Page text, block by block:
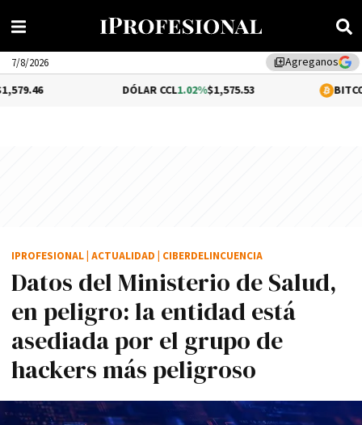
library_addAgreganos
7/8/2026
DÓLAR CCL1.02%$1,575.53 BITCOIN0.21%
Datos del Ministerio de Salud,
en peligro: la entidad está
asediada por el grupo de
hackers más peligroso
IPROFESIONAL ACTUALIDAD CIBERDELINCUENCIA